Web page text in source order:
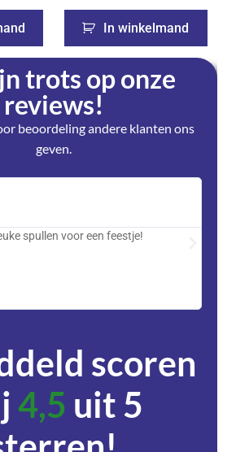
In winkelmand
trots op onze
reviews!
beoordeling andere klanten ons
geven.
spullen voor een feestje!
scoren
4,5 uit 5